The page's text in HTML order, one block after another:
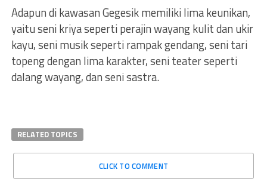
Adapun di kawasan Gegesik memiliki lima keunikan,
yaitu seni kriya seperti perajin wayang kulit dan ukir
kayu, seni musik seperti rampak gendang, seni tari
topeng dengan lima karakter, seni teater seperti
dalang wayang, dan seni sastra.
RELATED TOPICS
CLICK TO COMMENT